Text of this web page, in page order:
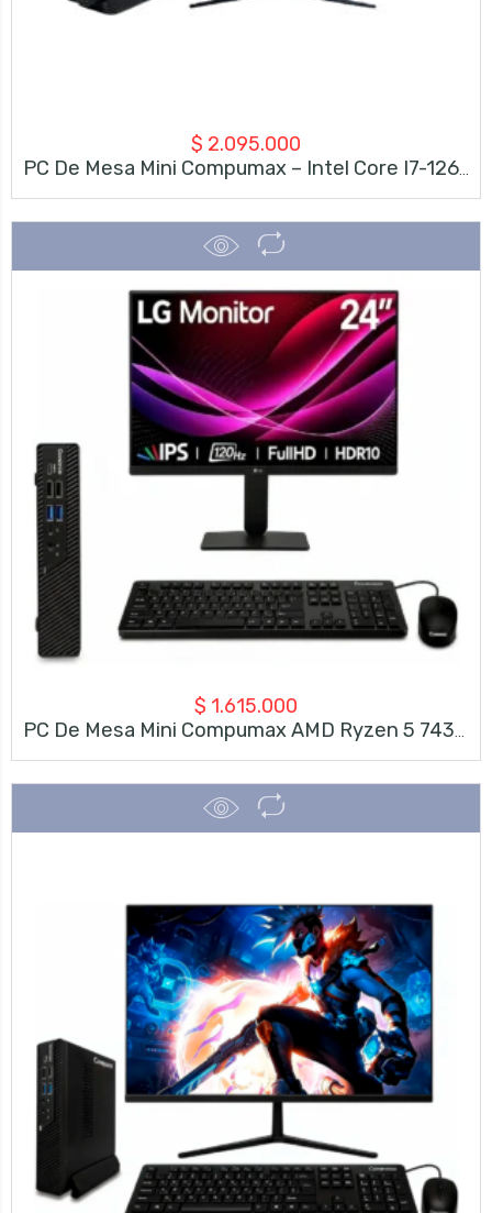
$ 2.095.000
PC De Mesa Mini Compumax – Intel Core I7-12650H – 16GB RAM – 512GB SSD – Monitor 23.8” Full HD 120Hz + Teclado Y Mouse
$ 1.615.000
PC De Mesa Mini Compumax AMD Ryzen 5 7430U | 8GB RAM | SSD 500GB + Monitor LG 23.8″ FHD 120Hz + Teclado Y Mouse